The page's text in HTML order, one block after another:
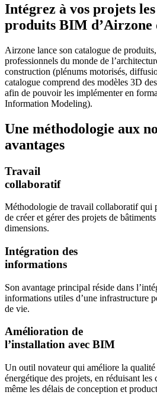
Intégrez à vos projets les
produits BIM d’Airzone
Airzone lance son catalogue de
professionnels du monde de
construction (plénums motorisés,
catalogue comprend des modèles 3D
afin de pouvoir les implémenter en
Information Modeling).
Une méthodologie aux
avantages
Travail
collaboratif
Méthodologie de travail collaboratif qui
de créer et gérer des projets de
dimensions.
Intégration des
informations
Son avantage principal réside dans
informations utiles d’une infrastructure
de vie.
Amélioration de
l’installation avec BIM
Un outil novateur qui améliore la qualité
énergétique des projets, en réduisant les
même les délais de conception et